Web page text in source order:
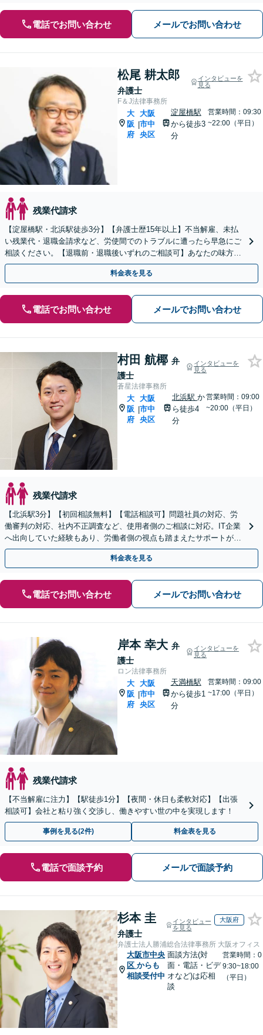
電話でお問い合わせ メールでお問い合わせ
松尾 耕太郎
弁護士
インタビューを
見る
F＆J法律事務所
大
阪
府
|
大阪
市中
央区
淀屋橋駅
から徒歩3
分
営業時間：09:30
~22:00（平日）
残業代請求
【淀屋橋駅・北浜駅徒歩3分】【弁護士歴15年以上】不当解雇、未払
い残業代・退職金請求など、労使間でのトラブルに遭ったら早急にご
相談ください。【退職前・退職後いずれのご相談可】あなたの味方と
なり、弁護士が代理で会社側に対応。
料金表を見る
電話でお問い合わせ メールでお問い合わせ
村田 航椰 弁
護士
インタビューを
見る
蒼星法律事務所
大
阪
府
|
大阪
市中
央区
北浜駅 か
ら徒歩4
分
営業時間：09:00
~20:00（平日）
残業代請求
【北浜駅3分】【初回相談無料】【電話相談可】問題社員の対応、労
働審判の対応、社内不正調査など、使用者側のご相談に対応。IT企業
へ出向していた経験もあり、労働者側の視点も踏まえたサポートが可
能です。お気軽にご相談ください。【夜間・土日相談可】
料金表を見る
電話でお問い合わせ メールでお問い合わせ
岸本 幸大 弁
護士
インタビューを
見る
ロン法律事務所
大
阪
府
|
大阪
市中
央区
天満橋駅
から徒歩1
分
営業時間：09:00
~17:00（平日）
残業代請求
【不当解雇に注力】【駅徒歩1分】【夜間・休日も柔軟対応】【出張
相談可】会社と粘り強く交渉し、働きやすい世の中を実現します！
事例を見る(2件) 料金表を見る
電話で面談予約 メールで面談予約
杉本 圭
弁護士
インタビュー
を見る
大阪府
弁護士法人勝浦総合法律事務所 大阪オフィス
大阪市中央
区 からも
相談受付中
面談方法(対
面・電話・ビデ
オなど)は応相
談
営業時間：0
9:30~18:00
（平日）